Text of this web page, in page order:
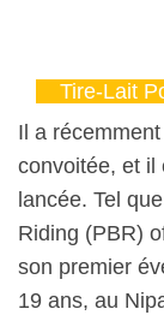
Tire-Lait
Il a
convoitée, et il
lancée. Tel
Riding (PBR)
son premier
19 ans, au